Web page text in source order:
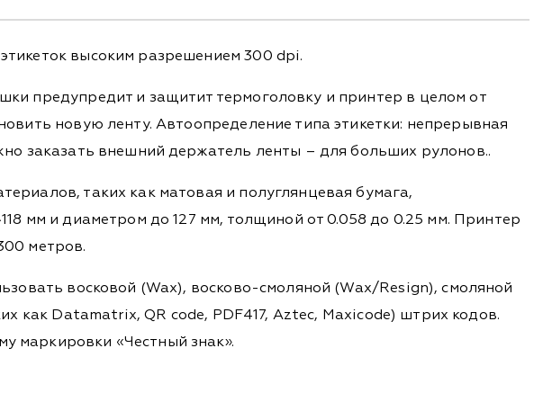
высоким разрешением 300 dpi.
предупредит и защитит термоголовку и принтер в целом от
новую ленту. Автоопределение типа этикетки: непрерывная
заказать внешний держатель ленты – для больших рулонов..
таких как матовая и полуглянцевая бумага,
мм и диаметром до 127 мм, толщиной от 0.058 до 0.25 мм. Принтер
метров.
восковой (Wax), восково-смоляной (Wax/Resign), смоляной
как Datamatrix, QR code, PDF417, Aztec, Maxicode) штрих кодов.
маркировки «Честный знак».